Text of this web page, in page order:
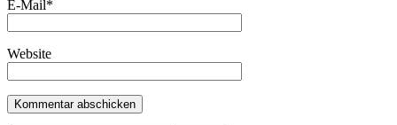
E-Mail*
Website